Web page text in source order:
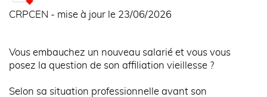
CRPCEN - mise à jour le 23/06/2026
Vous embauchez un nouveau salarié et vous vous
posez la question de son affiliation vieillesse ?
Selon sa situation professionnelle avant son